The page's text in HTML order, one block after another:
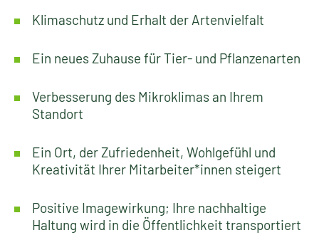
Klimaschutz und Erhalt der Artenvielfalt
Ein neues Zuhause für Tier- und Pflanzenarten
Verbesserung des Mikroklimas an Ihrem
Standort
Ein Ort, der Zufriedenheit, Wohlgefühl und
Kreativität Ihrer Mitarbeiter*innen steigert
Positive Imagewirkung; Ihre nachhaltige
Haltung wird in die Öffentlichkeit transportiert